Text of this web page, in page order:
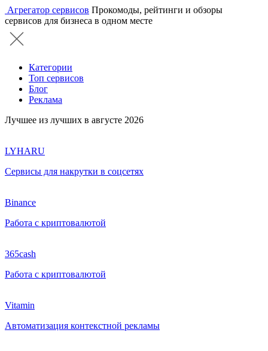
Агрегатор сервисов Прокомоды, рейтинги и обзоры
сервисов для бизнеса в одном месте
Категории
Топ сервисов
Блог
Реклама
Лучшее из лучших в августе 2026
LYHARU
Сервисы для накрутки в соцсетях
Binance
Работа с криптовалютой
365cash
Работа с криптовалютой
Vitamin
Автоматизация контекстной рекламы